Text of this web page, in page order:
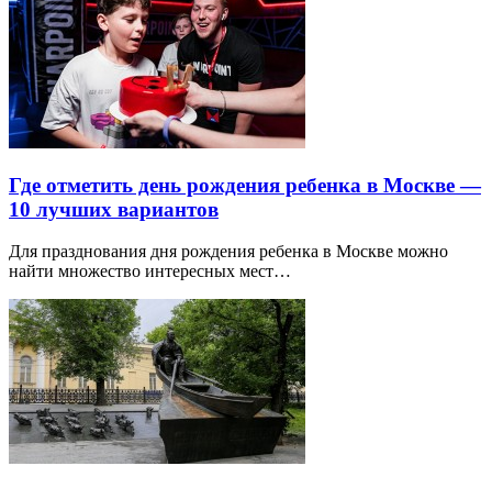
Где отметить день рождения ребенка в Москве —
10 лучших вариантов
Для празднования дня рождения ребенка в Москве можно
найти множество интересных мест…